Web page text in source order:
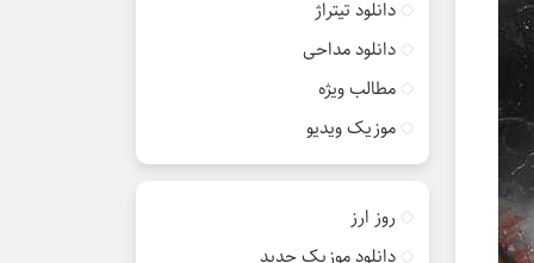
دانلود تیتراژ
دانلود مداحی
مطالب ویژه
موزیک ویدیو
روز ارز
دانلود موزیک جدید